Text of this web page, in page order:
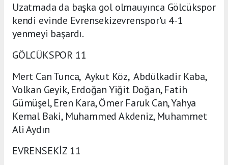
Uzatmada da başka gol olmauyınca Gölcükspor
kendi evinde Evrensekizevrenspor'u 4-1
yenmeyi başardı.
GÖLCÜKSPOR 11
Mert Can Tunca, Aykut Köz, Abdülkadir Kaba,
Volkan Geyik, Erdoğan Yiğit Doğan, Fatih
Gümüşel, Eren Kara, Ömer Faruk Can, Yahya
Kemal Baki, Muhammed Akdeniz, Muhammet
Ali Aydın
EVRENSEKİZ 11